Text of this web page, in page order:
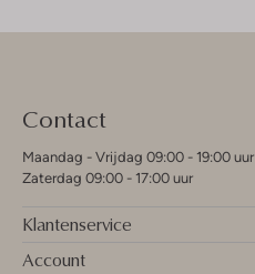
Contact
Maandag - Vrijdag 09:00 - 19:00 uur
Zaterdag 09:00 - 17:00 uur
Klantenservice
Account